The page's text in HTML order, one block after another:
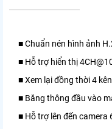
■ Chuẩn nén hình ảnh
■ Hỗ trợ hiển thị
■ Xem lại đồng thời 4
■ Băng thông đầu vào
■ Hỗ trợ lên đến camera